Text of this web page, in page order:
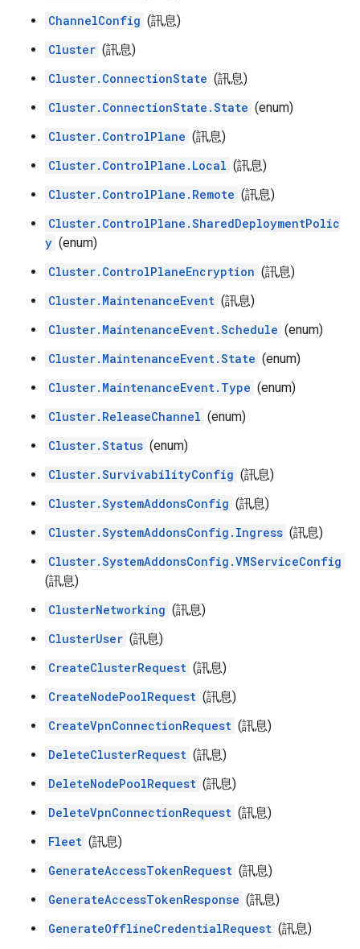
ChannelConfig (訊息)
Cluster (訊息)
Cluster.ConnectionState (訊息)
Cluster.ConnectionState.State (enum)
Cluster.ControlPlane (訊息)
Cluster.ControlPlane.Local (訊息)
Cluster.ControlPlane.Remote (訊息)
Cluster.ControlPlane.SharedDeploymentPolic
y (enum)
Cluster.ControlPlaneEncryption (訊息)
Cluster.MaintenanceEvent (訊息)
Cluster.MaintenanceEvent.Schedule (enum)
Cluster.MaintenanceEvent.State (enum)
Cluster.MaintenanceEvent.Type (enum)
Cluster.ReleaseChannel (enum)
Cluster.Status (enum)
Cluster.SurvivabilityConfig (訊息)
Cluster.SystemAddonsConfig (訊息)
Cluster.SystemAddonsConfig.Ingress (訊息)
Cluster.SystemAddonsConfig.VMServiceConfig
(訊息)
ClusterNetworking (訊息)
ClusterUser (訊息)
CreateClusterRequest (訊息)
CreateNodePoolRequest (訊息)
CreateVpnConnectionRequest (訊息)
DeleteClusterRequest (訊息)
DeleteNodePoolRequest (訊息)
DeleteVpnConnectionRequest (訊息)
Fleet (訊息)
GenerateAccessTokenRequest (訊息)
GenerateAccessTokenResponse (訊息)
GenerateOfflineCredentialRequest (訊息)